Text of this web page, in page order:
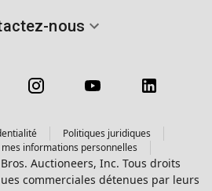
nous
Politiques juridiques
mes informations personnelles
Auctioneers, Inc. Tous droits
commerciales détenues par leurs